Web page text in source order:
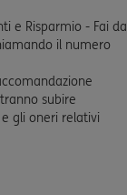
e Risparmio - Fai da
il numero
subire
gli oneri relativi